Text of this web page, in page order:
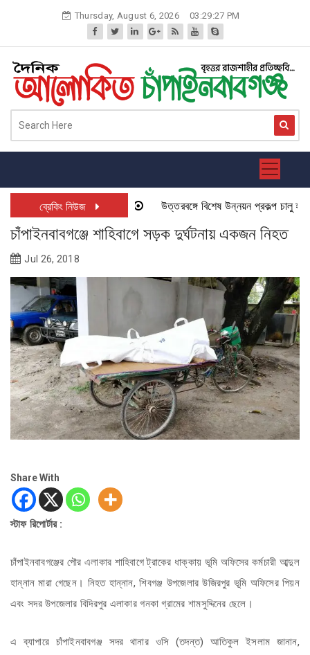
Thursday, August 6, 2026 03:29:27 PM
ব্রেকিং নিউজ উত্তরবঙ্গে বিশেষ উন্নয়ন প্রকল্প চালু হতে
চাঁপাইনবাবগঞ্জে শাহিবাগে সড়ক দুর্ঘটনায় একজন নিহত
Jul 26, 2018
Share With
স্টাফ রিপোর্টার :
চাঁপাইনবাবগঞ্জের পৌর এলাকার শাহিবাগে ট্রাকের ধাক্কায় ভূমি অফিসের কর্মচারী আব্দুল
হান্নান মারা গেছেন। নিহত হান্নান, শিবগঞ্জ উপজেলার উজিরপুর ভূমি অফিসের পিয়ন
এবং সদর উপজেলার বিদিরপুর এলাকার গনকা গ্রামের শামসুদ্দিনের ছেলে।
এ ব্যাপারে চাঁপাইনবাবগঞ্জ সদর থানার ওসি (তদন্ত) আতিকুল ইসলাম জানান,